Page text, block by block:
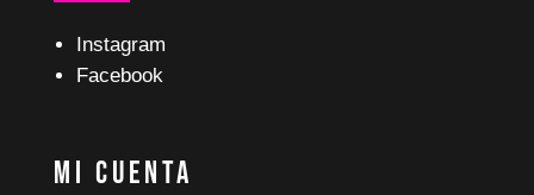
Instagram
Facebook
Mi Cuenta